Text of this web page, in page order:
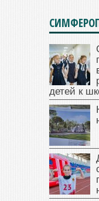
детей к